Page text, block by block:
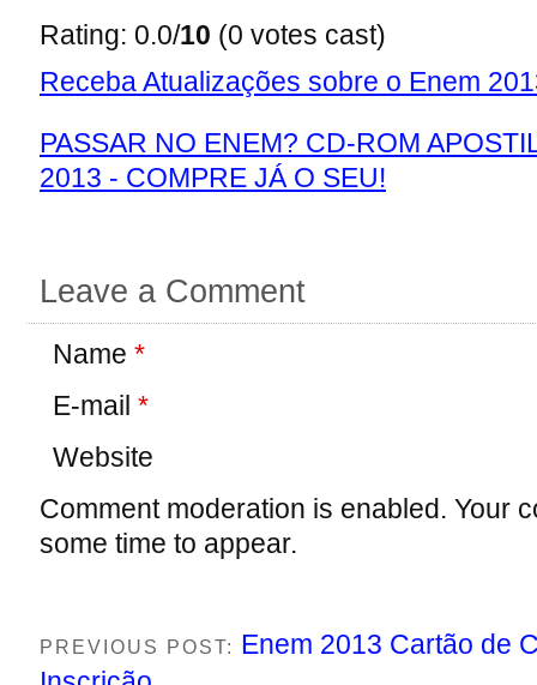
Rating: 0.0/10 (0 votes cast)
Receba Atualizações sobre o Enem
PASSAR NO ENEM? CD-ROM
2013 - COMPRE JÁ O SEU!
Leave a Comment
Name *
E-mail *
Website
Comment moderation is enabled. Your
some time to appear.
PREVIOUS POST: Enem 2013 Cartão de